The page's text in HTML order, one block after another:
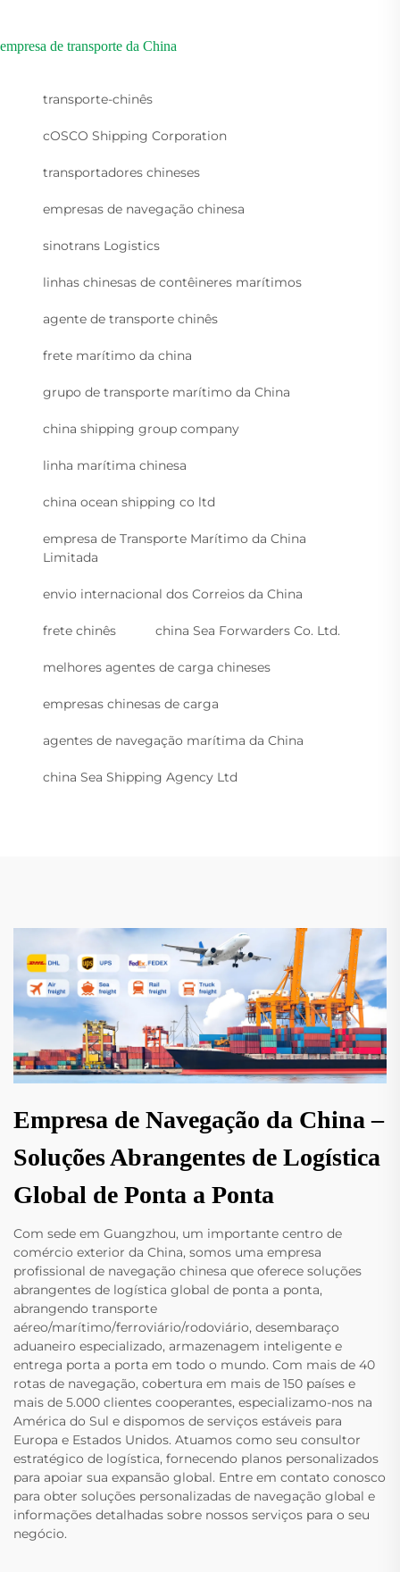
empresa de transporte da China
transporte-chinês
cOSCO Shipping Corporation
transportadores chineses
empresas de navegação chinesa
sinotrans Logistics
linhas chinesas de contêineres marítimos
agente de transporte chinês
frete marítimo da china
grupo de transporte marítimo da China
china shipping group company
linha marítima chinesa
china ocean shipping co ltd
empresa de Transporte Marítimo da China
Limitada
envio internacional dos Correios da China
frete chinês china Sea Forwarders Co. Ltd.
melhores agentes de carga chineses
empresas chinesas de carga
agentes de navegação marítima da China
china Sea Shipping Agency Ltd
Empresa de Navegação da China –
Soluções Abrangentes de Logística
Global de Ponta a Ponta
Com sede em Guangzhou, um importante centro de
comércio exterior da China, somos uma empresa
profissional de navegação chinesa que oferece soluções
abrangentes de logística global de ponta a ponta,
abrangendo transporte
aéreo/marítimo/ferroviário/rodoviário, desembaraço
aduaneiro especializado, armazenagem inteligente e
entrega porta a porta em todo o mundo. Com mais de 40
rotas de navegação, cobertura em mais de 150 países e
mais de 5.000 clientes cooperantes, especializamo-nos na
América do Sul e dispomos de serviços estáveis para
Europa e Estados Unidos. Atuamos como seu consultor
estratégico de logística, fornecendo planos personalizados
para apoiar sua expansão global. Entre em contato conosco
para obter soluções personalizadas de navegação global e
informações detalhadas sobre nossos serviços para o seu
negócio.